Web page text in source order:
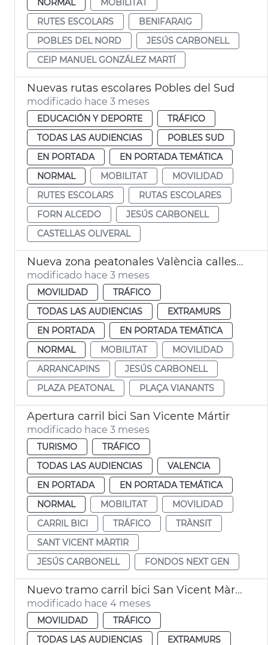
RUTES ESCOLARS
BENIFARAIG
POBLES DEL NORD
JESÚS CARBONELL
CEIP MANUEL GONZÁLEZ MARTÍ
Nuevas rutas escolares Pobles del Sud
modificado hace 3 meses
EDUCACIÓN Y DEPORTE
TRÁFICO
TODAS LAS AUDIENCIAS
POBLES SUD
EN PORTADA
EN PORTADA TEMÁTICA
NORMAL
MOBILITAT
MOVILIDAD
RUTES ESCOLARS
RUTAS ESCOLARES
FORN ALCEDO
JESÚS CARBONELL
CASTELLAS OLIVERAL
Nueva zona peatonales València calles Sant Francesc de Borja y Alzira
modificado hace 3 meses
MOVILIDAD
TRÁFICO
TODAS LAS AUDIENCIAS
EXTRAMURS
EN PORTADA
EN PORTADA TEMÁTICA
NORMAL
MOBILITAT
MOVILIDAD
ARRANCAPINS
JESÚS CARBONELL
PLAZA PEATONAL
PLAÇA VIANANTS
Apertura carril bici San Vicente Mártir
modificado hace 3 meses
TURISMO
TRÁFICO
TODAS LAS AUDIENCIAS
VALENCIA
EN PORTADA
EN PORTADA TEMÁTICA
NORMAL
MOBILITAT
MOVILIDAD
CARRIL BICI
TRÁFICO
TRÀNSIT
SANT VICENT MÀRTIR
JESÚS CARBONELL
FONDOS NEXT GEN
Nuevo tramo carril bici San Vicent Màrtir València
modificado hace 4 meses
MOVILIDAD
TRÁFICO
TODAS LAS AUDIENCIAS
EXTRAMURS